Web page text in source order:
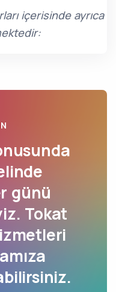
içerisinde ayrıca
günü
Tokat